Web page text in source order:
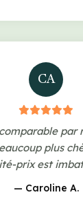
CA
par
plus
prix est
— Caroline A.